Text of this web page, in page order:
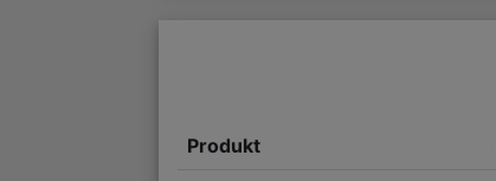
Produkt